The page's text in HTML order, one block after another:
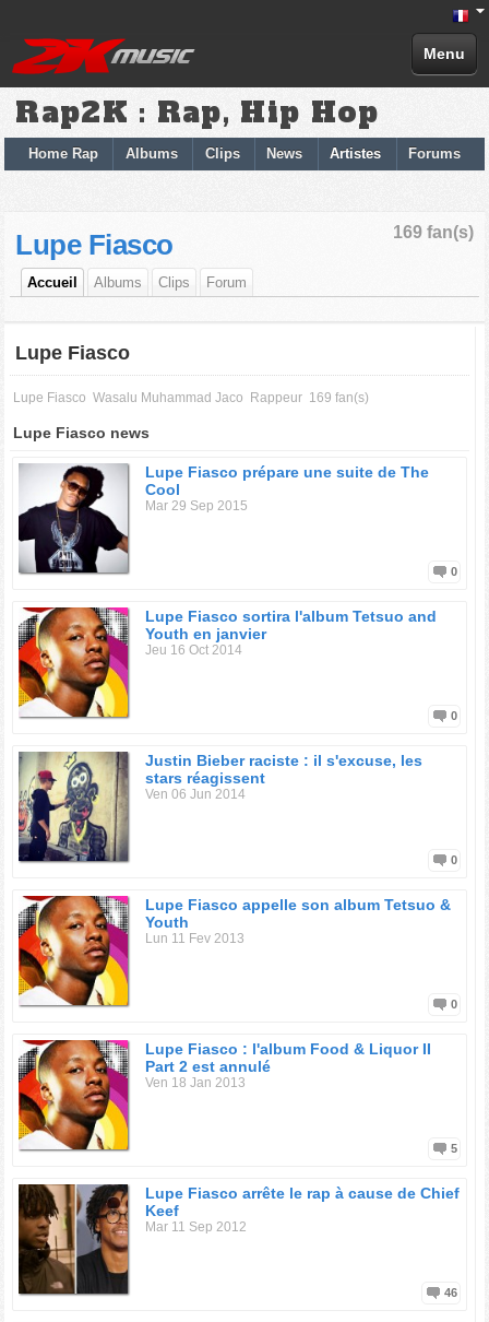
Menu
Rap2K : Rap, Hip Hop
Home Rap Albums Clips News Artistes Forums
169 fan(s)
Lupe Fiasco
Accueil Albums Clips Forum
Lupe Fiasco
Lupe Fiasco Wasalu Muhammad Jaco Rappeur 169 fan(s)
Lupe Fiasco news
Lupe Fiasco prépare une suite de The
Cool
Mar 29 Sep 2015
0
Lupe Fiasco sortira l'album Tetsuo and
Youth en janvier
Jeu 16 Oct 2014
0
Justin Bieber raciste : il s'excuse, les
stars réagissent
Ven 06 Jun 2014
0
Lupe Fiasco appelle son album Tetsuo &
Youth
Lun 11 Fev 2013
0
Lupe Fiasco : l'album Food & Liquor II
Part 2 est annulé
Ven 18 Jan 2013
5
Lupe Fiasco arrête le rap à cause de Chief
Keef
Mar 11 Sep 2012
46